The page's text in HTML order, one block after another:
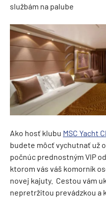
službám na palube
Ako hosť klubu MSC Yacht
budete môcť vychutnať už
počnúc prednostným VIP
ktorom vás váš komorník
novej kajuty. Cestou vám
nepretržitou prevádzkou a